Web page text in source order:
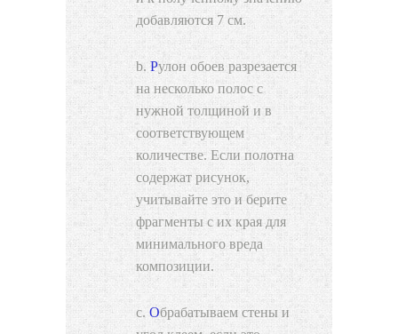
добавляются 7 см.
Рулон обоев разрезается
на несколько полос с
нужной толщиной и в
соответствующем
количестве. Если полотна
содержат рисунок,
учитывайте это и берите
фрагменты с их края для
минимального вреда
композиции.
Обрабатываем стены и